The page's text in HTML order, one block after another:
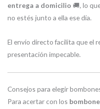
entrega a domicilio 🚚, lo
no estés junto a ella ese día.
El envío directo facilita que el
presentación impecable.
Consejos para elegir
Para acertar con los